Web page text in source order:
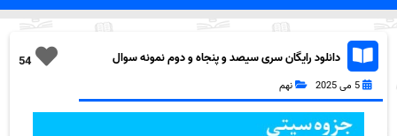
54
دانلود رایگان سری سیصد و پنجاه و دوم نمونه سوال
ریاضی نهم به همراه pdf
5 می 2025 نهم